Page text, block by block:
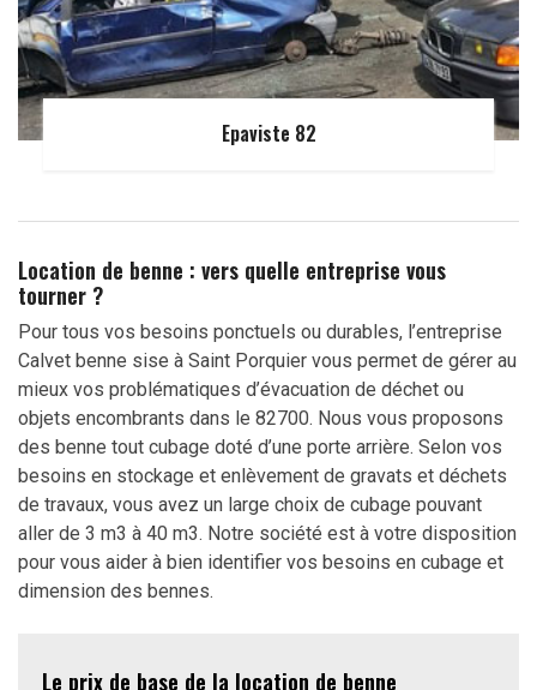
Epaviste 82
Location de benne : vers quelle entreprise vous
tourner ?
Pour tous vos besoins ponctuels ou durables, l’entreprise
Calvet benne sise à Saint Porquier vous permet de gérer au
mieux vos problématiques d’évacuation de déchet ou
objets encombrants dans le 82700. Nous vous proposons
des benne tout cubage doté d’une porte arrière. Selon vos
besoins en stockage et enlèvement de gravats et déchets
de travaux, vous avez un large choix de cubage pouvant
aller de 3 m3 à 40 m3. Notre société est à votre disposition
pour vous aider à bien identifier vos besoins en cubage et
dimension des bennes.
Le prix de base de la location de benne